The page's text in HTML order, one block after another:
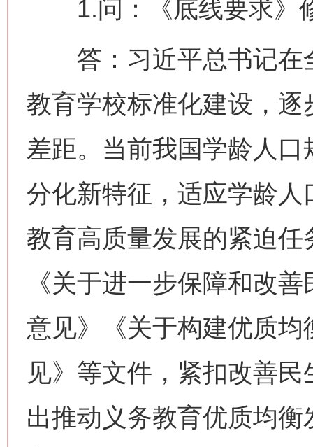
1.问：《底线要求》
答：习近平总书记在
教育学校标准化建设，
差距。当前我国学龄人
分化新特征，适应学龄
教育高质量发展的紧迫
《关于进一步保障和改
意见》《关于构建优质
见》等文件，紧扣改善
出推动义务教育优质均